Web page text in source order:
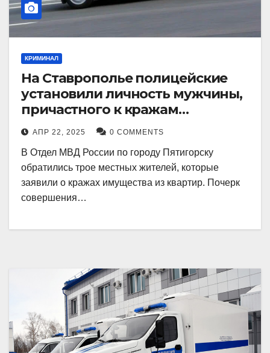
КРИМИНАЛ
На Ставрополье полицейские
установили личность мужчины,
причастного к кражам
имущества из квартир в
Пятигорске
АПР 22, 2025 0 COMMENTS
В Отдел МВД России по городу Пятигорску
обратились трое местных жителей, которые
заявили о кражах имущества из квартир. Почерк
совершения…